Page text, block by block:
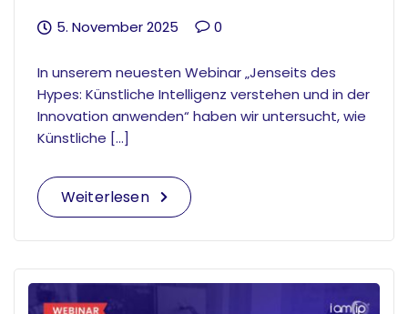
5. November 2025 0
In unserem neuesten Webinar „Jenseits des
Hypes: Künstliche Intelligenz verstehen und in der
Innovation anwenden“ haben wir untersucht, wie
Künstliche […]
Weiterlesen